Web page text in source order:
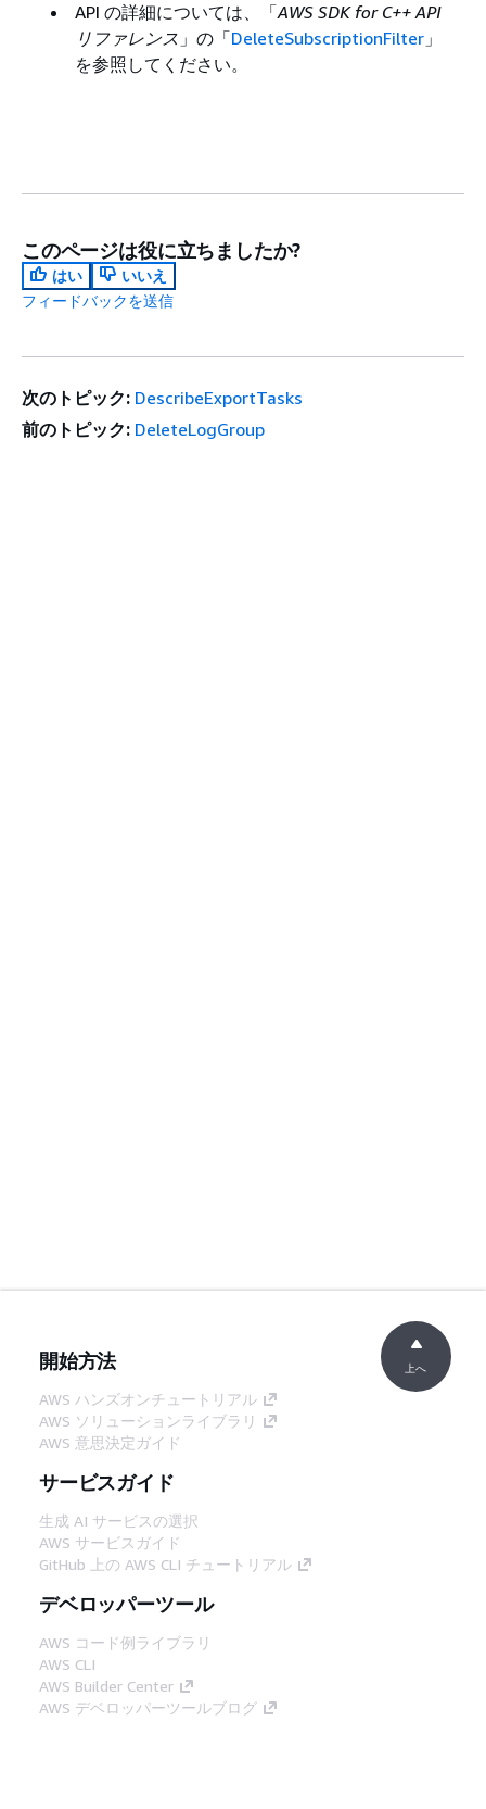
API の詳細については、「AWS SDK for C++ API
リファレンス 」の「DeleteSubscriptionFilter」
を参照してください。
このページは役に立ちましたか?
はい
いいえ
フィードバックを送信
次のトピック: DescribeExportTasks
前のトピック: DeleteLogGroup
開始方法
AWS ハンズオンチュートリアル
AWS ソリューションライブラリ
AWS 意思決定ガイド
サービスガイド
生成 AI サービスの選択
AWS サービスガイド
GitHub 上の AWS CLI チュートリアル
デベロッパーツール
AWS コード例ライブラリ
AWS CLI
AWS Builder Center
AWS デベロッパーツールブログ
上へ